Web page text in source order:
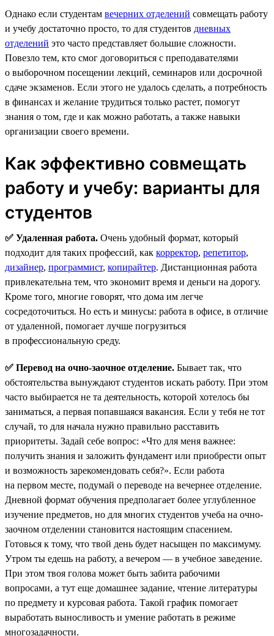
Однако если студентам вечерних отделений совмещать работу
и учебу достаточно просто, то для студентов дневных
отделений это часто представляет большие сложности.
Повезло тем, кто смог договориться с преподавателями
о выборочном посещении лекций, семинаров или досрочной
сдаче экзаменов. Если этого не удалось сделать, а потребность
в финансах и желание трудиться только растет, помогут
знания о том, где и как можно работать, а также навыки
организации своего времени.
Как эффективно совмещать
работу и учебу: варианты для
студентов
✅ Удаленная работа. Очень удобный формат, который
подходит для таких профессий, как корректор, репетитор,
дизайнер, программист, копирайтер. Дистанционная работа
привлекательна тем, что экономит время и деньги на дорогу.
Кроме того, многие говорят, что дома им легче
сосредоточиться. Но есть и минусы: работа в офисе, в отличие
от удаленной, помогает лучше погрузиться
в профессиональную среду.
✅ Перевод на очно-заочное отделение. Бывает так, что
обстоятельства вынуждают студентов искать работу. При этом
часто выбирается не та деятельность, которой хотелось бы
заниматься, а первая попавшаяся вакансия. Если у тебя не тот
случай, то для начала нужно правильно расставить
приоритеты. Задай себе вопрос: «Что для меня важнее:
получить знания и заложить фундамент или приобрести опыт
и возможность зарекомендовать себя?». Если работа
на первом месте, подумай о переводе на вечернее отделение.
Дневной формат обучения предполагает более углубленное
изучение предметов, но для многих студентов учеба на очно-
заочном отделении становится настоящим спасением.
Готовься к тому, что твой день будет насыщен по максимуму.
Утром ты едешь на работу, а вечером — в учебное заведение.
При этом твоя голова может быть забита рабочими
вопросами, а тут еще домашнее задание, чтение литературы
по предмету и курсовая работа. Такой график помогает
выработать выносливость и умение работать в режиме
многозадачности.